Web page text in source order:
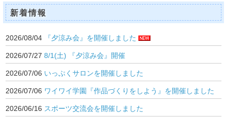
新着情報
2026/08/04 『夕涼み会』を開催しました
2026/07/278/1(土) 『夕涼み会』開催
2026/07/06 いっぷくサロンを開催しました
2026/07/06 ワイワイ学園『作品づくりをしよう』を開催しました
2026/06/16 スポーツ交流会を開催しました